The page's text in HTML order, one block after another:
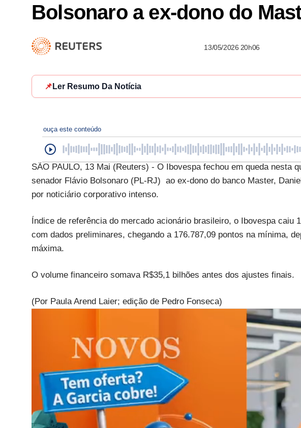
Bolsonaro a ex-dono do
13/05/2026 20h06
📌 Ler Resumo Da Notícia
ouça este conteúdo
SÃO PAULO, 13 Mai (Reuters) - O Ibovespa fechou em queda nesta
senador Flávio Bolsonaro (PL-RJ) ao ex-dono do banco Master,
por noticiário corporativo intenso.
Índice de referência do mercado acionário brasileiro, o Ibovespa caiu
com dados preliminares, chegando a 176.787,09 pontos na mínima,
máxima.
O volume financeiro somava R$35,1 bilhões antes dos ajustes finais.
(Por Paula Arend Laier; edição de Pedro Fonseca)